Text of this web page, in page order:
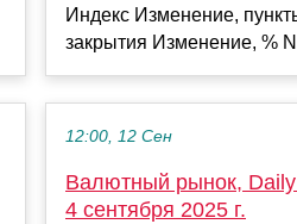
Индекс Изменение,
закрытия Изменение, %
12:00, 12 Сен
Валютный рынок,
4 сентября 2025 г.